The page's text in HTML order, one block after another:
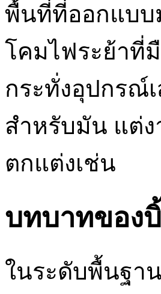
พื้นที่ที่ออกแบบ
โคมไฟระย้าที่
กระทั่งอุปกรณ์
สำหรับมัน แต่
ตกแต่งเช่น
บทบาทของ
ในระดับพื้นฐา